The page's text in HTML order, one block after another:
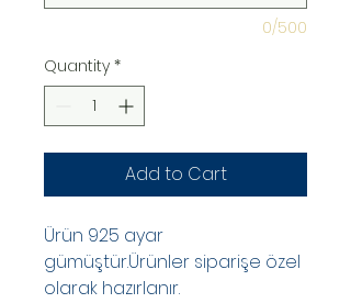
0/500
Quantity *
Add to Cart
Ürün 925 ayar
gümüştür.Ürünler siparişe özel
olarak hazırlanır.